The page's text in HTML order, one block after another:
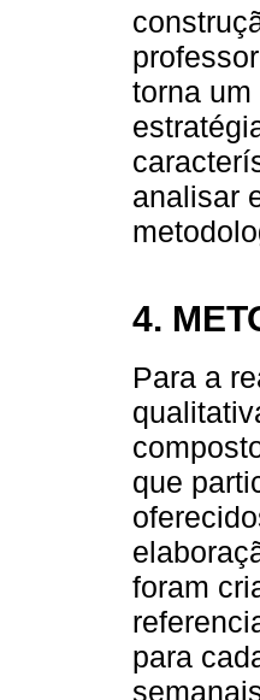
torna
analisar
4.
Para a
que
foram
para